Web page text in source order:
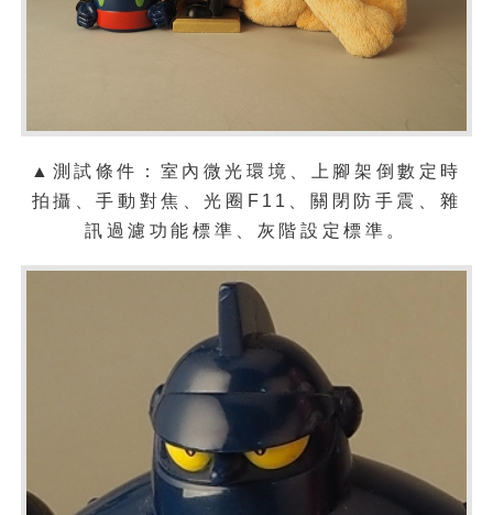
▲測試條件：室內微光環境、上腳架倒數定時
拍攝、手動對焦、光圈F11、關閉防手震、雜
訊過濾功能標準、灰階設定標準。